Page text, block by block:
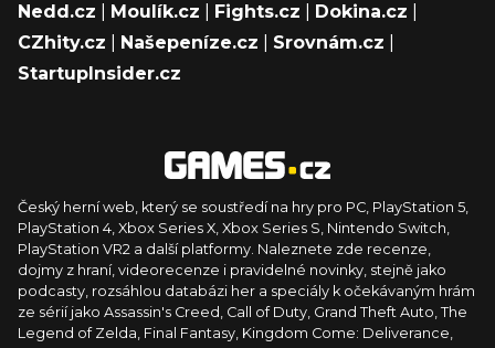
Nedd.cz
Moulík.cz Fights.cz Dokina.cz
CZhity.cz
Našepeníze.cz Srovnám.cz
StartupInsider.cz
Český herní web, který se soustředí na hry pro PC, PlayStation 5,
PlayStation 4, Xbox Series X, Xbox Series S, Nintendo Switch,
PlayStation VR2 a další platformy. Naleznete zde recenze,
dojmy z hraní, videorecenze i pravidelné novinky, stejně jako
podcasty, rozsáhlou databázi her a speciály k očekávaným hrám
ze sérií jako Assassin's Creed, Call of Duty, Grand Theft Auto, The
Legend of Zelda, Final Fantasy, Kingdom Come: Deliverance,